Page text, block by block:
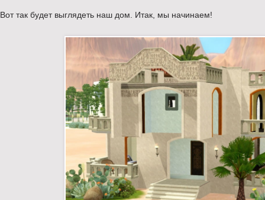
Вот так будет выглядеть наш дом. Итак, мы начинаем!